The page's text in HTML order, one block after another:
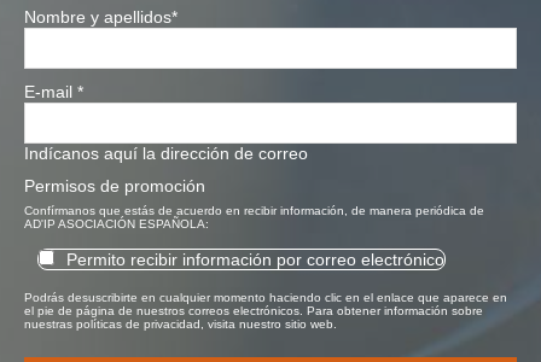
Nombre y apellidos*
E-mail *
Indícanos aquí la dirección de correo
Permisos de promoción
Confírmanos que estás de acuerdo en recibir información, de manera periódica de
AD'IP ASOCIACIÓN ESPAÑOLA:
Permito recibir información por correo electrónico
Podrás desuscribirte en cualquier momento haciendo clic en el enlace que aparece en
el pie de página de nuestros correos electrónicos. Para obtener información sobre
nuestras políticas de privacidad, visita nuestro sitio web.